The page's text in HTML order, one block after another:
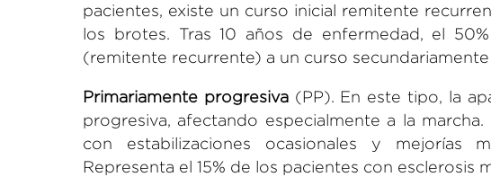
pacientes, existe un curso inicial remitente
los brotes. Tras 10 años de enfermedad, el
(remitente recurrente) a un curso
Primariamente progresiva(PP). En este tipo, la
progresiva, afectando especialmente a la
con estabilizaciones ocasionales y mejorías
Representa el 15% de los pacientes con esclerosis